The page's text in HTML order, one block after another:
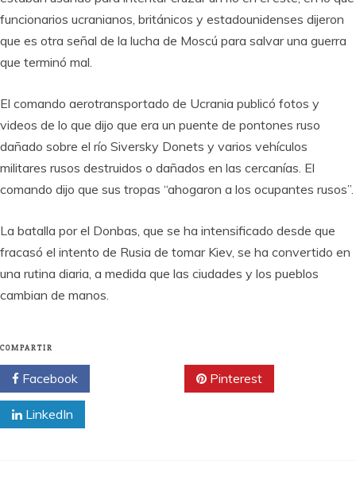
funcionarios ucranianos, británicos y estadounidenses dijeron
que es otra señal de la lucha de Moscú para salvar una guerra
que terminó mal.
El comando aerotransportado de Ucrania publicó fotos y
videos de lo que dijo que era un puente de pontones ruso
dañado sobre el río Siversky Donets y varios vehículos
militares rusos destruidos o dañados en las cercanías. El
comando dijo que sus tropas “ahogaron a los ocupantes rusos”.
La batalla por el Donbas, que se ha intensificado desde que
fracasó el intento de Rusia de tomar Kiev, se ha convertido en
una rutina diaria, a medida que las ciudades y los pueblos
cambian de manos.
COMPARTIR
Facebook Pinterest
LinkedIn